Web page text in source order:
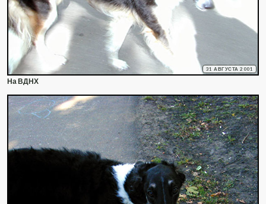
31 АВГУСТА 2001
На ВДНХ